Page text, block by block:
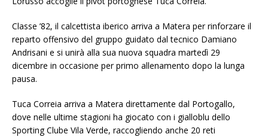
Classe ’82, il calcettista iberico arriva a Matera per rinforzare il
reparto offensivo del gruppo guidato dal tecnico Damiano
Andrisani e si unirà alla sua nuova squadra martedì 29
dicembre in occasione per primo allenamento dopo la lunga
pausa.
Tuca Correia arriva a Matera direttamente dal Portogallo,
dove nelle ultime stagioni ha giocato con i gialloblu dello
Sporting Clube Vila Verde, raccogliendo anche 20 reti